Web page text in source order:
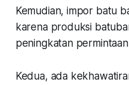
Kemudian, impor batu
karena produksi
peningkatan
Kedua, ada